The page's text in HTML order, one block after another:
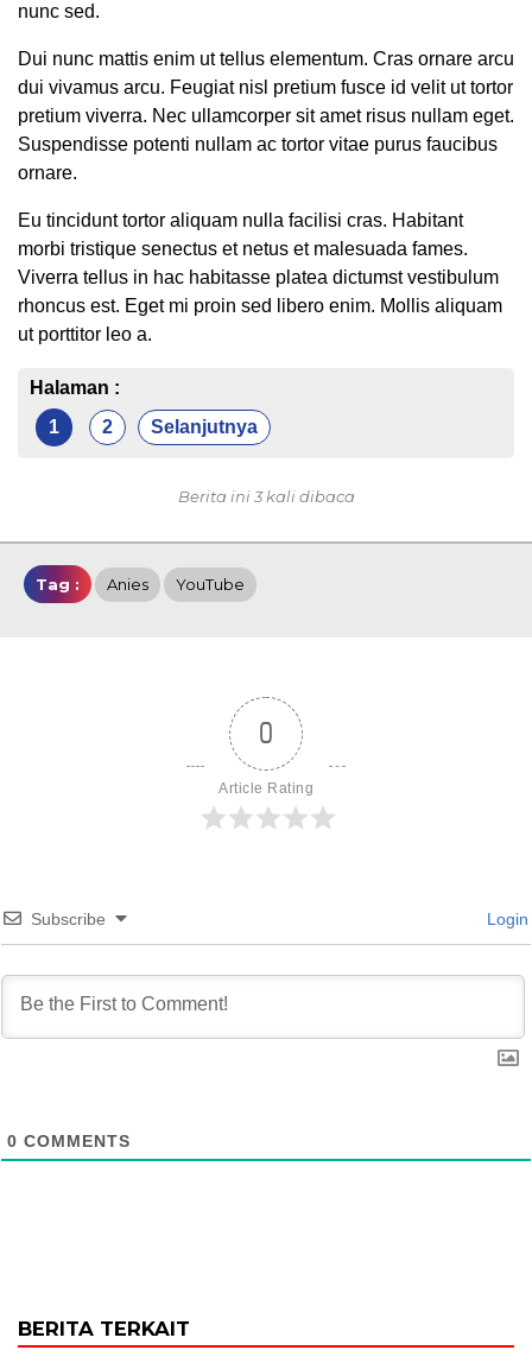
nunc sed.
Dui nunc mattis enim ut tellus elementum. Cras ornare arcu
dui vivamus arcu. Feugiat nisl pretium fusce id velit ut tortor
pretium viverra. Nec ullamcorper sit amet risus nullam eget.
Suspendisse potenti nullam ac tortor vitae purus faucibus
ornare.
Eu tincidunt tortor aliquam nulla facilisi cras. Habitant
morbi tristique senectus et netus et malesuada fames.
Viverra tellus in hac habitasse platea dictumst vestibulum
rhoncus est. Eget mi proin sed libero enim. Mollis aliquam
ut porttitor leo a.
Halaman :
1
2 Selanjutnya
Berita ini 3 kali dibaca
Tag : Anies YouTube
0
Article Rating
Subscribe Login
0 COMMENTS
BERITA TERKAIT